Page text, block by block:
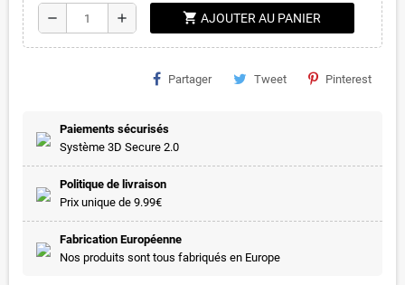
remove add shopping_cart AJOUTER AU PANIER
Partager Tweet Pinterest
Paiements sécurisés
Système 3D Secure 2.0
Politique de livraison
Prix unique de 9.99€
Fabrication Européenne
Nos produits sont tous fabriqués en Europe